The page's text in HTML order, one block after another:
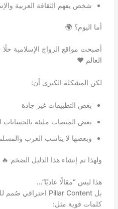
شخص يفهم الثقافة العربية
أما اليوم؟ 🌍
أصبحت مواقع الزواج الإسلامية
العالم ❤️
لكن المشكلة الكبرى أن:
بعض التطبيقات غير جادة
بعض المنصات مليئة بالحسابات
وبعضها لا يناسب العرب
ولهذا تم إنشاء هذا الدليل الضخم 🔥
هذا ليس “مقالًا عاديًا”…
كلمات قوية مثل: